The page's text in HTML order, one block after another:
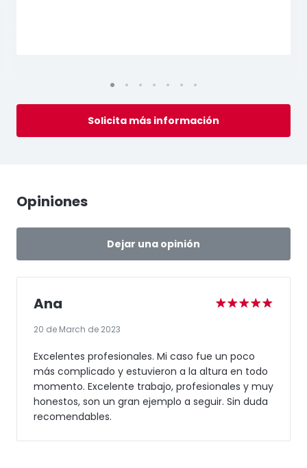
Solicita más información
Opiniones
Dejar una opinión
Ana
20 de March de 2023
Excelentes profesionales. Mi caso fue un poco
más complicado y estuvieron a la altura en todo
momento. Excelente trabajo, profesionales y muy
honestos, son un gran ejemplo a seguir. Sin duda
recomendables.